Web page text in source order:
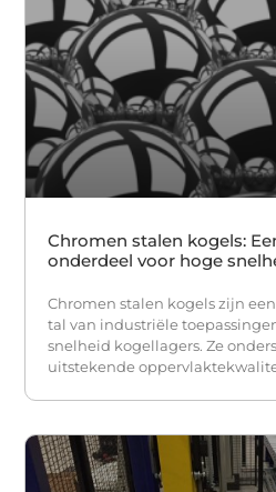
Chromen stalen kogels:
onderdeel voor hoge
Chromen stalen kogels zijn
tal van industriële
snelheid kogellagers. Ze
uitstekende